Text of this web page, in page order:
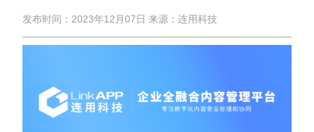
发布时间：2023年12月07日 来源：连用科技